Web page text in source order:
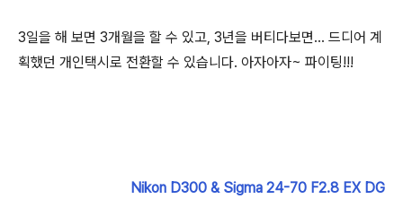
3일을 해 보면 3개월을 할 수 있고, 3년을 버티다보면... 드디어 계
획했던 개인택시로 전환할 수 있습니다. 아자아자~ 파이팅!!!
Nikon D300 & Sigma 24-70 F2.8 EX DG